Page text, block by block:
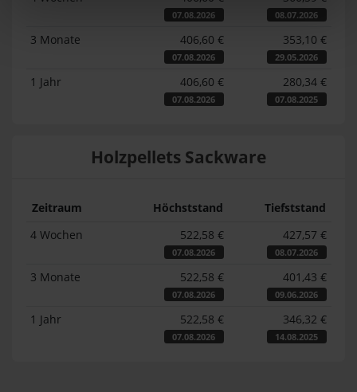
07.08.2026 08.07.2026
3 Monate 406,60 €
07.08.2026
353,10 €
29.05.2026
1 Jahr 406,60 €
07.08.2026
280,34 €
07.08.2025
Holzpellets Sackware
Zeitraum Höchststand
Tiefststand
4 Wochen
522,58 €
07.08.2026
427,57 €
08.07.2026
3 Monate 522,58 €
07.08.2026
401,43 €
09.06.2026
1 Jahr 522,58 €
07.08.2026
346,32 €
14.08.2025